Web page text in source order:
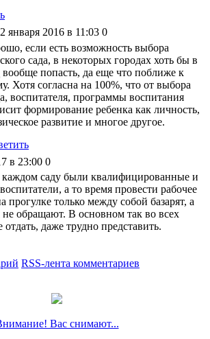
января 2016 в 11:03 0
если есть возможность выбора
сада, в некоторых городах хоть бы в
вообще попасть, да еще что поближе к
Хотя согласна на 100%, что от выбора
воспитателя, программы воспитания
формирование ребенка как личность,
развитие и многое другое.
в 23:00 0
саду были квалифицированные и
а то время провести рабочее
прогулке только между собой базарят, а
обращают. В основном так во всех
отдать, даже трудно представить.
RSS-лента комментариев
Вас снимают...